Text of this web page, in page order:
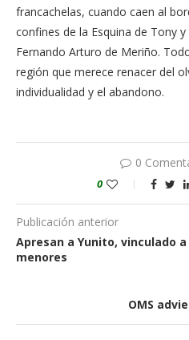
francachelas, cuando caen al
confines de la Esquina de Tony
Fernando Arturo de Meriño.
región que merece renacer del
individualidad y el abandono.
0
0
Publicación anterior
Apresan a Yunito, vinculado
menores
OMS